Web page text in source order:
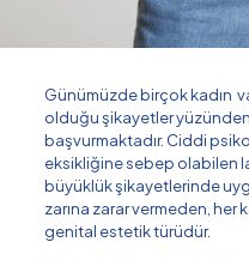
Günümüzde birçok kadın
olduğu şikayetler
başvurmaktadır. Ciddi
eksikliğine sebep olabilen
büyüklük şikayetlerinde
zarına zarar vermeden, her
genital estetik türüdür.